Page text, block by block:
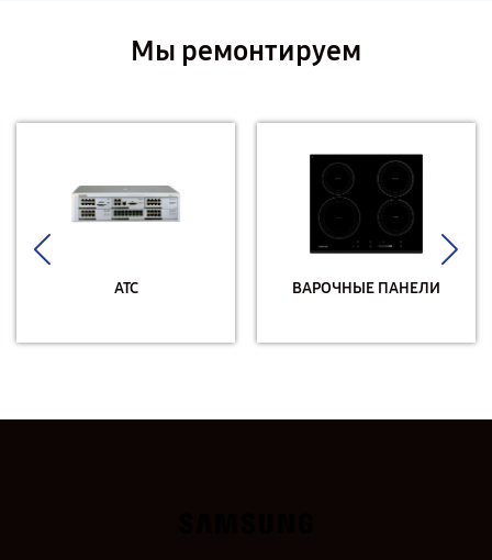
Мы ремонтируем
АТС ВАРОЧНЫЕ ПАНЕЛИ